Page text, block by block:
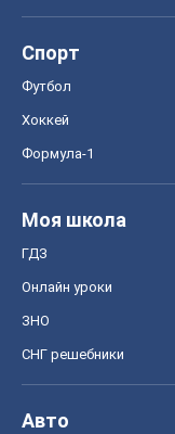
Спорт
Футбол
Хоккей
Формула-1
Моя школа
ГДЗ
Онлайн уроки
ЗНО
СНГ решебники
Авто